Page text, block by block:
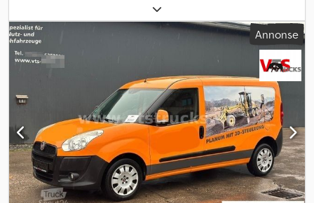
, maksimal lastevekt:
kg, neste kontroll (TÜV):04/2027, drivstoff:diesel,
energieffektivitet:
, førerhus: daghytte, antall gir:6,
utslippsklasse:
4 406 mm,
total bredde:
1 700 mm
, Byggeår:
ABS, USB-port, aircondition, ikke-røyk kjøretøy,
kjørecomputer, kollisjonspute, lastebilregistrering, sentral
låsing, skyvedør, start-stopp-system,
Annonse